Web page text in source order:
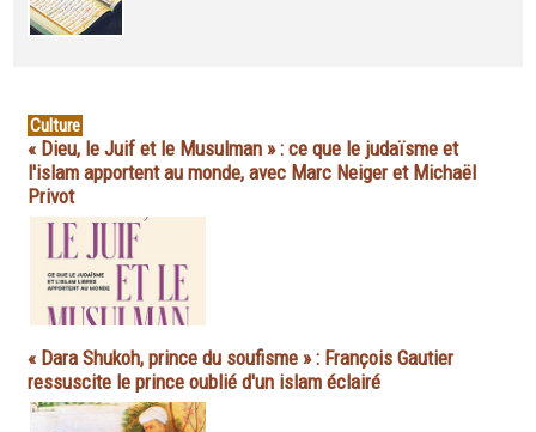
Culture
« Dieu, le Juif et le Musulman » : ce que le judaïsme et
l'islam apportent au monde, avec Marc Neiger et Michaël
Privot
« Dara Shukoh, prince du soufisme » : François Gautier
ressuscite le prince oublié d'un islam éclairé